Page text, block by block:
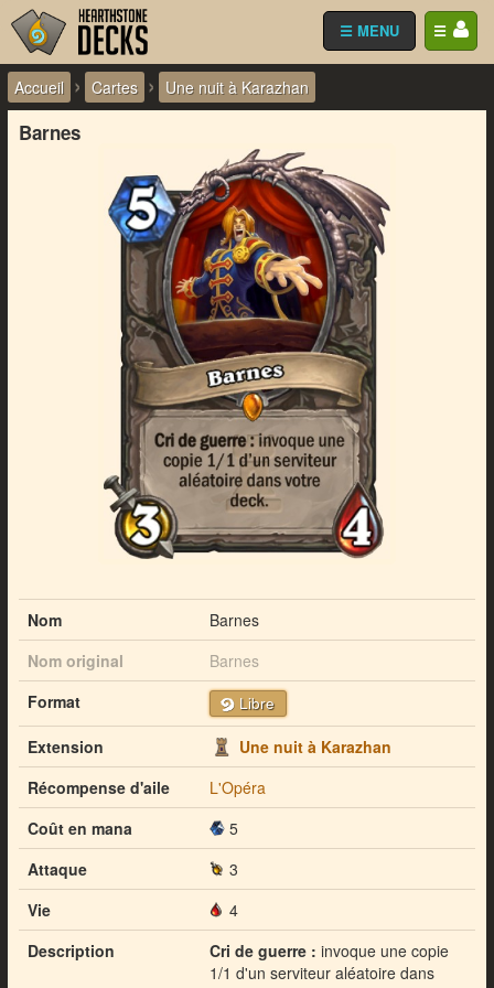
☰
☰ MENU
Accueil › Cartes › Une nuit à Karazhan
Barnes
Nom
Barnes
Nom original
Barnes
Format
Libre
Extension
Une nuit à Karazhan
Récompense d'aile
L'Opéra
Coût en mana
5
Attaque
3
Vie
4
Description
Cri de guerre : invoque une copie
1/1 d'un serviteur aléatoire dans